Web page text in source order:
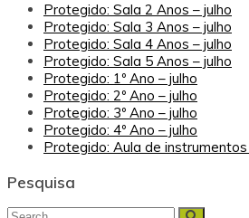
Protegido: Sala 2 Anos – julho
Protegido: Sala 3 Anos – julho
Protegido: Sala 4 Anos – julho
Protegido: Sala 5 Anos – julho
Protegido: 1º Ano – julho
Protegido: 2º Ano – julho
Protegido: 3º Ano – julho
Protegido: 4º Ano – julho
Protegido: Aula de instrumentos
Pesquisa